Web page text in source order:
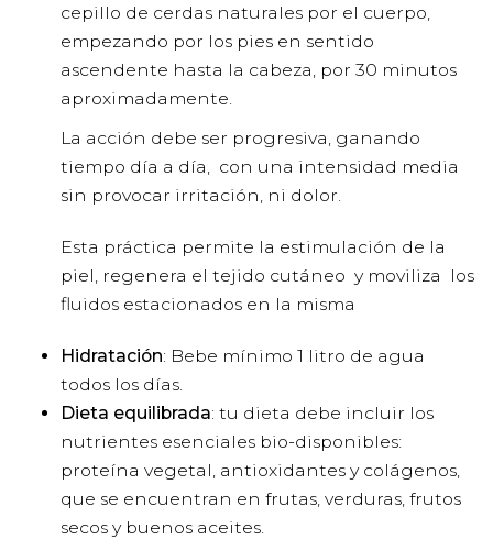
cepillo de cerdas naturales por el cuerpo,
empezando por los pies en sentido
ascendente hasta la cabeza, por 30 minutos
aproximadamente.
La acción debe ser progresiva, ganando
tiempo día a día, con una intensidad media
sin provocar irritación, ni dolor.
Esta práctica permite la estimulación de la
piel, regenera el tejido cutáneo y moviliza los
fluidos estacionados en la misma
Hidratación: Bebe mínimo 1 litro de agua
todos los días.
Dieta equilibrada: tu dieta debe incluir los
nutrientes esenciales bio-disponibles:
proteína vegetal, antioxidantes y colágenos,
que se encuentran en frutas, verduras, frutos
secos y buenos aceites.